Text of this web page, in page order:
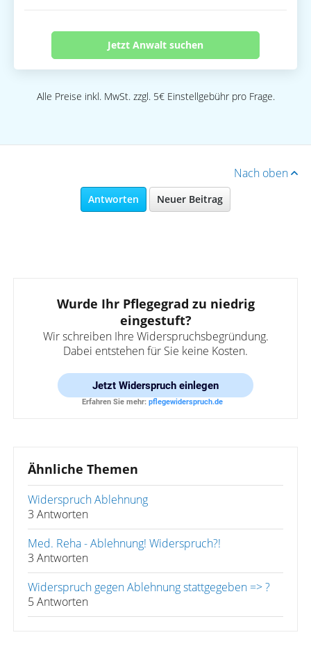
Jetzt Anwalt suchen
Alle Preise inkl. MwSt. zzgl. 5€ Einstellgebühr pro Frage.
Nach oben
Antworten Neuer Beitrag
Wurde Ihr Pflegegrad zu niedrig
eingestuft?
Wir schreiben Ihre Widerspruchsbegründung.
Dabei entstehen für Sie keine Kosten.
Jetzt Widerspruch einlegen
Erfahren Sie mehr: pflegewiderspruch.de
Ähnliche Themen
Widerspruch Ablehnung
3 Antworten
Med. Reha - Ablehnung! Widerspruch?!
3 Antworten
Widerspruch gegen Ablehnung stattgegeben => ?
5 Antworten